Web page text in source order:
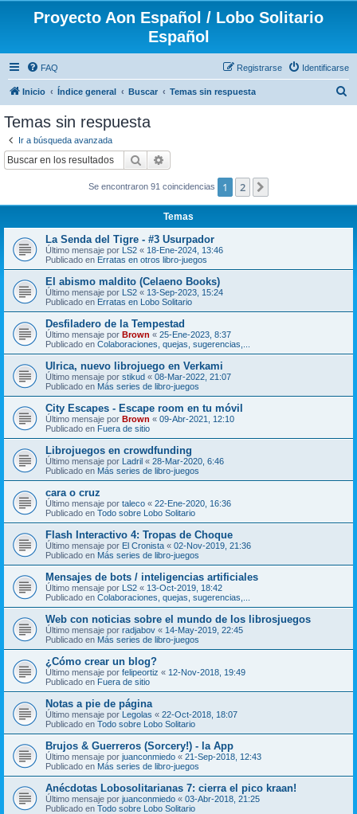
Proyecto Aon Español / Lobo Solitario
Español
FAQ Identificarse
Registrarse
Inicio Índice general Buscar Temas sin respuesta
Temas sin respuesta
Ir a búsqueda avanzada
Buscar
Se encontraron 91 coincidencias 1 2
Temas
La Senda del Tigre - #3 Usurpador
Último mensaje por LS2 « 18-Ene-2024, 13:46
Publicado en Erratas en otros libro-juegos
El abismo maldito (Celaeno Books)
Último mensaje por LS2 « 13-Sep-2023, 15:24
Publicado en Erratas en Lobo Solitario
Desfiladero de la Tempestad
Último mensaje por Brown « 25-Ene-2023, 8:37
Publicado en Colaboraciones, quejas, sugerencias,...
Ulrica, nuevo librojuego en Verkami
Último mensaje por stikud « 08-Mar-2022, 21:07
Publicado en Más series de libro-juegos
City Escapes - Escape room en tu móvil
Último mensaje por Brown « 09-Abr-2021, 12:10
Publicado en Fuera de sitio
Librojuegos en crowdfunding
Último mensaje por Ladril « 28-Mar-2020, 6:46
Publicado en Más series de libro-juegos
cara o cruz
Último mensaje por taleco « 22-Ene-2020, 16:36
Publicado en Todo sobre Lobo Solitario
Flash Interactivo 4: Tropas de Choque
Último mensaje por El Cronista « 02-Nov-2019, 21:36
Publicado en Más series de libro-juegos
Mensajes de bots / inteligencias artificiales
Último mensaje por LS2 « 13-Oct-2019, 18:42
Publicado en Colaboraciones, quejas, sugerencias,...
Web con noticias sobre el mundo de los librosjuegos
Último mensaje por radjabov « 14-May-2019, 22:45
Publicado en Más series de libro-juegos
¿Cómo crear un blog?
Último mensaje por felipeortiz « 12-Nov-2018, 19:49
Publicado en Fuera de sitio
Notas a pie de página
Último mensaje por Legolas « 22-Oct-2018, 18:07
Publicado en Todo sobre Lobo Solitario
Brujos & Guerreros (Sorcery!) - la App
Último mensaje por juanconmiedo « 21-Sep-2018, 12:43
Publicado en Más series de libro-juegos
Anécdotas Lobosolitarianas 7: cierra el pico kraan!
Último mensaje por juanconmiedo « 03-Abr-2018, 21:25
Publicado en Todo sobre Lobo Solitario